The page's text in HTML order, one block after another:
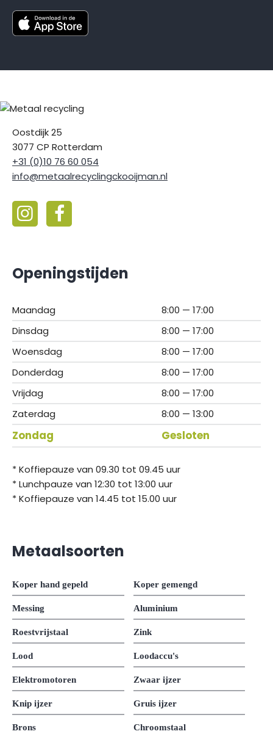
Oostdijk 25
3077 CP Rotterdam
+31 (0)10 76 60 054
info@metaalrecyclingckooijman.nl
Openingstijden
Maandag
8:00 — 17:00
Dinsdag
8:00 — 17:00
Woensdag
8:00 — 17:00
Donderdag
8:00 — 17:00
Vrijdag
8:00 — 17:00
Zaterdag
8:00 — 13:00
Zondag Gesloten
* Koffiepauze van 09.30 tot 09.45 uur
* Lunchpauze van 12:30 tot 13:00 uur
* Koffiepauze van 14.45 tot 15.00 uur
Metaalsoorten
Koper hand gepeld Koper gemengd
Messing Aluminium
Roestvrijstaal Zink
Lood Loodaccu's
Elektromotoren Zwaar ijzer
Knip ijzer Gruis ijzer
Brons Chroomstaal